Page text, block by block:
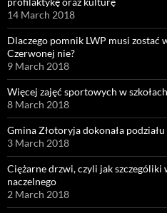
14 March 2018
Dlaczego pomnik LWP musi zostać
Czerwonej nie?
9 March 2018
Więcej zajęć sportowych w
8 March 2018
Gmina Złotoryja dokonała
3 March 2018
Ciężarne drzwi, czyli jak szczególiki
naczelnego
2 March 2018